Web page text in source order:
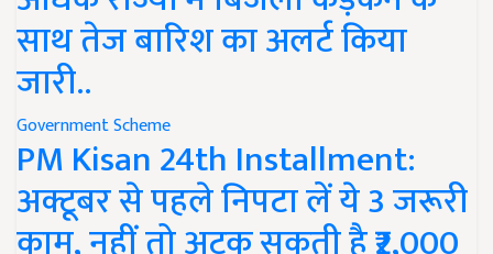
साथ तेज बारिश का अलर्ट किया
जारी..
Government Scheme
PM Kisan 24th Installment:
अक्टूबर से पहले निपटा लें ये 3 जरूरी